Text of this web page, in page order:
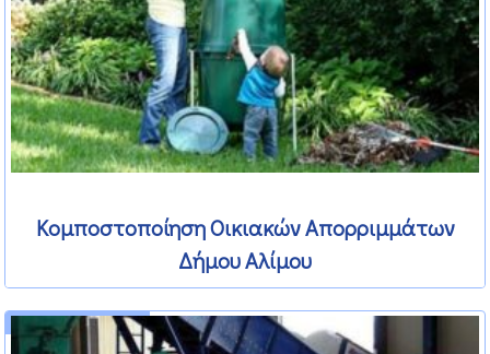
Κομποστοποίηση Οικιακών Απορριμμάτων
Δήμου Αλίμου
10 Φεβρουαρίου 2012